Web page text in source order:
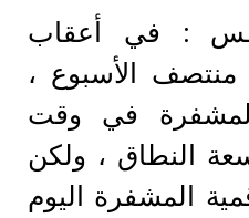
31 أغسطس : في أعقاب
منتصف الأسبوع ،
في وقت
النطاق ، ولكن
المشفرة اليوم